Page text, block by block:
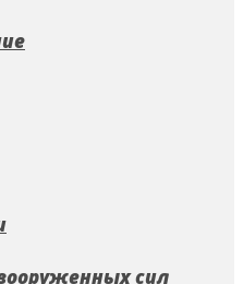
сил